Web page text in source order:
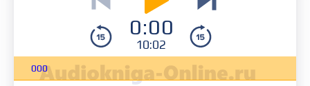
0:00
10:02
000